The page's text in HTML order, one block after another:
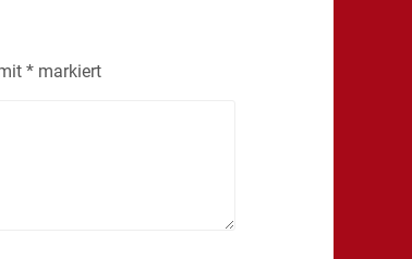
* markiert